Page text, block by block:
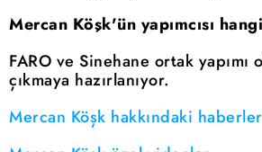
Mercan Köşk'ün yapımcısı
FARO ve Sinehane ortak yapımı
çıkmaya hazırlanıyor.
Mercan Köşk hakkındaki haberler